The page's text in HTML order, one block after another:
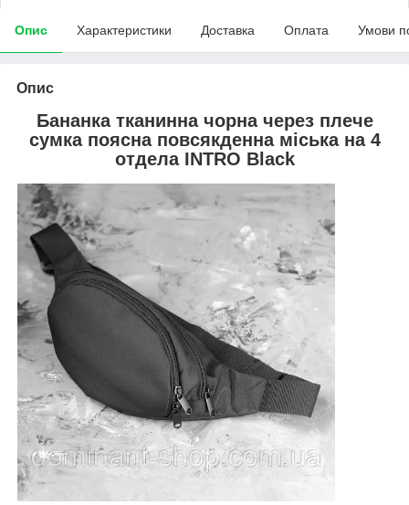
Опис Характеристики Доставка Оплата Умови
Опис
Бананка тканинна чорна через плече
сумка поясна повсякденна міська на 4
отдела INTRO Black